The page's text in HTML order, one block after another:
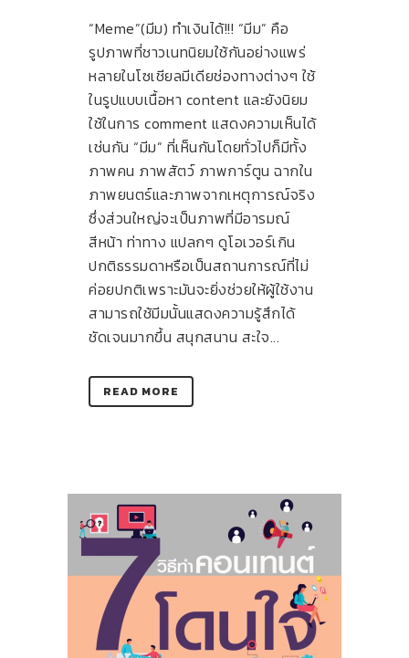
“Meme”(มีม) ทำเงินได้!!! “มีม” คือ
รูปภาพที่ชาวเนทนิยมใช้กันอย่างแพร่
หลายในโซเชียลมีเดียช่องทางต่างๆ ใช้
ในรูปแบบเนื้อหา content และยังนิยม
ใช้ในการ comment แสดงความเห็นได้
เช่นกัน “มีม” ที่เห็นกันโดยทั่วไปก็มีทั้ง
ภาพคน ภาพสัตว์ ภาพการ์ตูน ฉากใน
ภาพยนตร์และภาพจากเหตุการณ์จริง
ซึ่งส่วนใหญ่จะเป็นภาพที่มีอารมณ์
สีหน้า ท่าทาง แปลกๆ ดูโอเวอร์เกิน
ปกติธรรมดาหรือเป็นสถานการณ์ที่ไม่
ค่อยปกติเพราะมันจะยิ่งช่วยให้ผู้ใช้งาน
สามารถใช้มีมนั้นแสดงความรู้สึกได้
ชัดเจนมากขึ้น สนุกสนาน สะใจ...
READ MORE